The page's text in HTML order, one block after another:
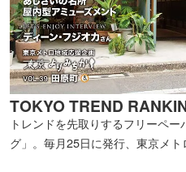
TOKYO TREND
トレンドを先取りするフリーペ
グ」。毎月25日に発行、東京メト